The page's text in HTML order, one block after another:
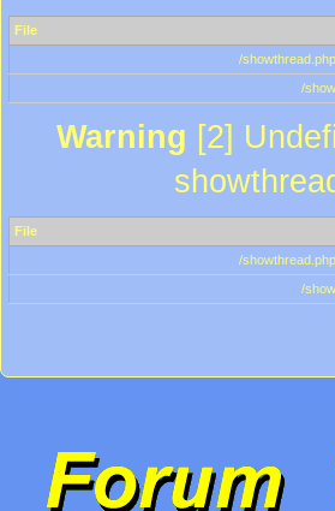
File
/
/
Warning [2]
File
/
/